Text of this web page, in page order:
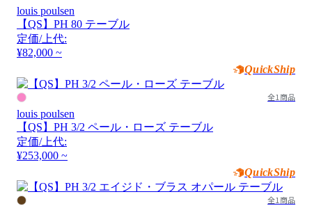
louis poulsen
【QS】PH 80 テーブル
定価/上代:
¥82,000 ~
QuickShip
全1商品
louis poulsen
【QS】PH 3/2 ペール・ローズ テーブル
定価/上代:
¥253,000 ~
QuickShip
全1商品